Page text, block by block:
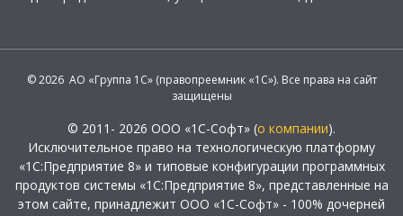
© 2026 АО «Группа 1С» (правопреемник «1С»). Все права на сайт
защищены
© 2011- 2026 ООО «1С-Софт» (о компании).
Исключительное право на технологическую платформу
«1С:Предприятие 8» и типовые конфигурации программных
продуктов системы «1С:Предприятие 8», представленные на
этом сайте, принадлежит ООО «1С-Софт» - 100% дочерней